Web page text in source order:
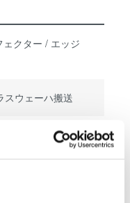
クター / エッジ
スウェーハ搬送